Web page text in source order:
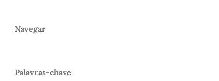
Navegar
Palavras-chave